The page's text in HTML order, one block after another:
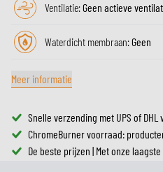
Ventilatie:Geen actieve
Waterdicht membraan:Geen
Meer informatie
Snelle verzending met UPS of DHL
ChromeBurner voorraad:
De beste prijzen | Met onze